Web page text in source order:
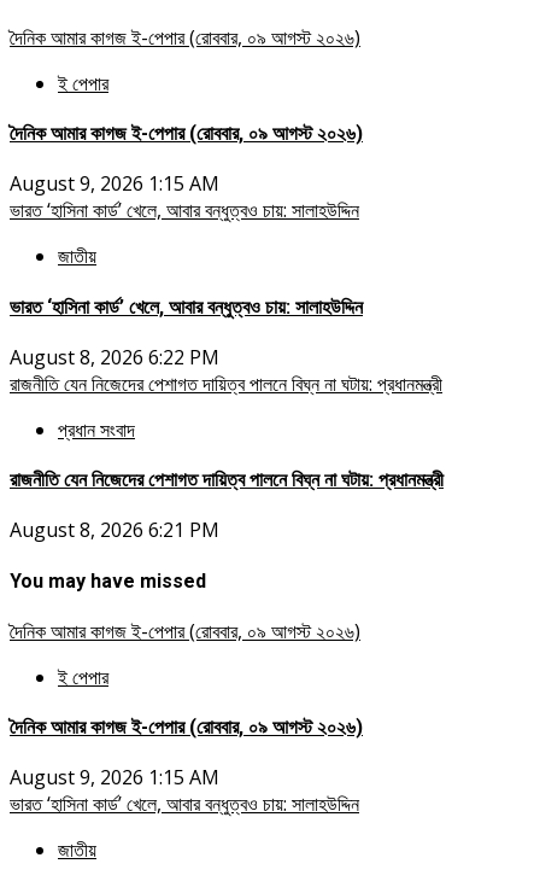
দৈনিক আমার কাগজ ই-পেপার (রোববার, ০৯ আগস্ট ২০২৬)
ই পেপার
দৈনিক আমার কাগজ ই-পেপার (রোববার, ০৯ আগস্ট ২০২৬)
August 9, 2026 1:15 AM
ভারত ‘হাসিনা কার্ড’ খেলে, আবার বন্ধুত্বও চায়: সালাহউদ্দিন
জাতীয়
ভারত ‘হাসিনা কার্ড’ খেলে, আবার বন্ধুত্বও চায়: সালাহউদ্দিন
August 8, 2026 6:22 PM
রাজনীতি যেন নিজেদের পেশাগত দায়িত্ব পালনে বিঘ্ন না ঘটায়: প্রধানমন্ত্রী
প্রধান সংবাদ
রাজনীতি যেন নিজেদের পেশাগত দায়িত্ব পালনে বিঘ্ন না ঘটায়: প্রধানমন্ত্রী
August 8, 2026 6:21 PM
You may have missed
দৈনিক আমার কাগজ ই-পেপার (রোববার, ০৯ আগস্ট ২০২৬)
ই পেপার
দৈনিক আমার কাগজ ই-পেপার (রোববার, ০৯ আগস্ট ২০২৬)
August 9, 2026 1:15 AM
ভারত ‘হাসিনা কার্ড’ খেলে, আবার বন্ধুত্বও চায়: সালাহউদ্দিন
জাতীয়